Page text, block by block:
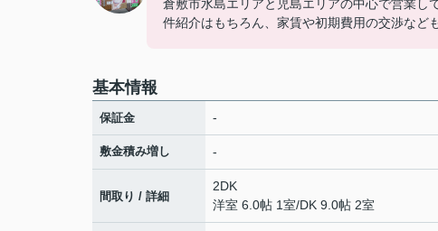
倉敷市水島エリアと児島エリアの中心で営業し
件紹介はもちろん、家賃や初期費用の交渉など
基本情報
保証金 -
敷金積み増し -
間取り / 詳細
2DK
洋室 6.0帖 1室/DK 9.0帖 2室